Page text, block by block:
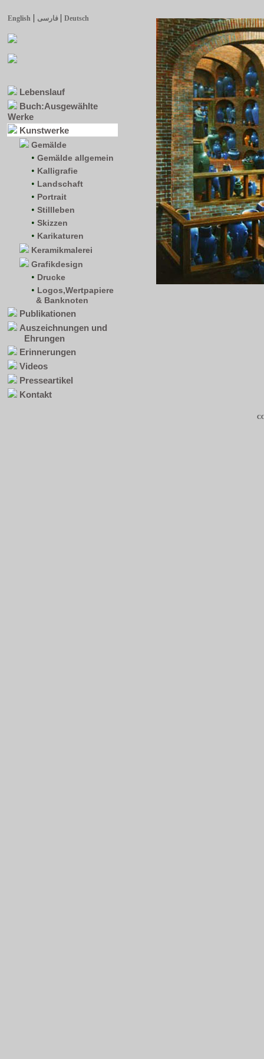
English | | Deutsch
Lebenslauf
Buch:Ausgewählte
Werke
Kunstwerke
Gemälde
• Gemälde allgemein
• Kalligrafie
• Landschaft
• Portrait
• Stillleben
• Skizzen
• Karikaturen
Keramikmalerei
Grafikdesign
• Drucke
• Logos,Wertpapiere
& Banknoten
Publikationen
Auszeichnungen und
Ehrungen
Erinnerungen
Videos
Presseartikel
Kontakt